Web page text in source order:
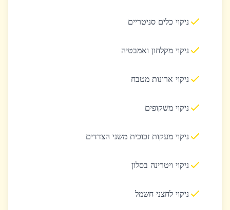
ניקוי כלים סניטריים
ניקוי מקלחון ואמבטיה
ניקוי ארונות מטבח
ניקוי משקופים
ניקוי מעקות זכוכית משני הצדדים
ניקוי ויטרינה בסלון
ניקוי לחצני חשמל